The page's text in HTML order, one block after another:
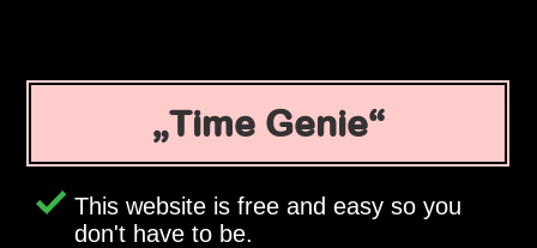
Time Genie
This website is free and easy so you
don't have to be.